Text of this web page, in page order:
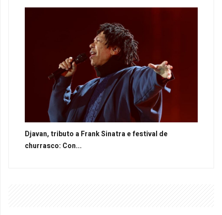
Djavan, tributo a Frank Sinatra e festival de
churrasco: Con...